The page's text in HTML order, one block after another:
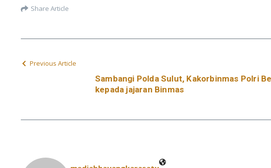
Share Article
Previous Article
Sambangi Polda Sulut, Kakorbinmas Polri
kepada jajaran Binmas